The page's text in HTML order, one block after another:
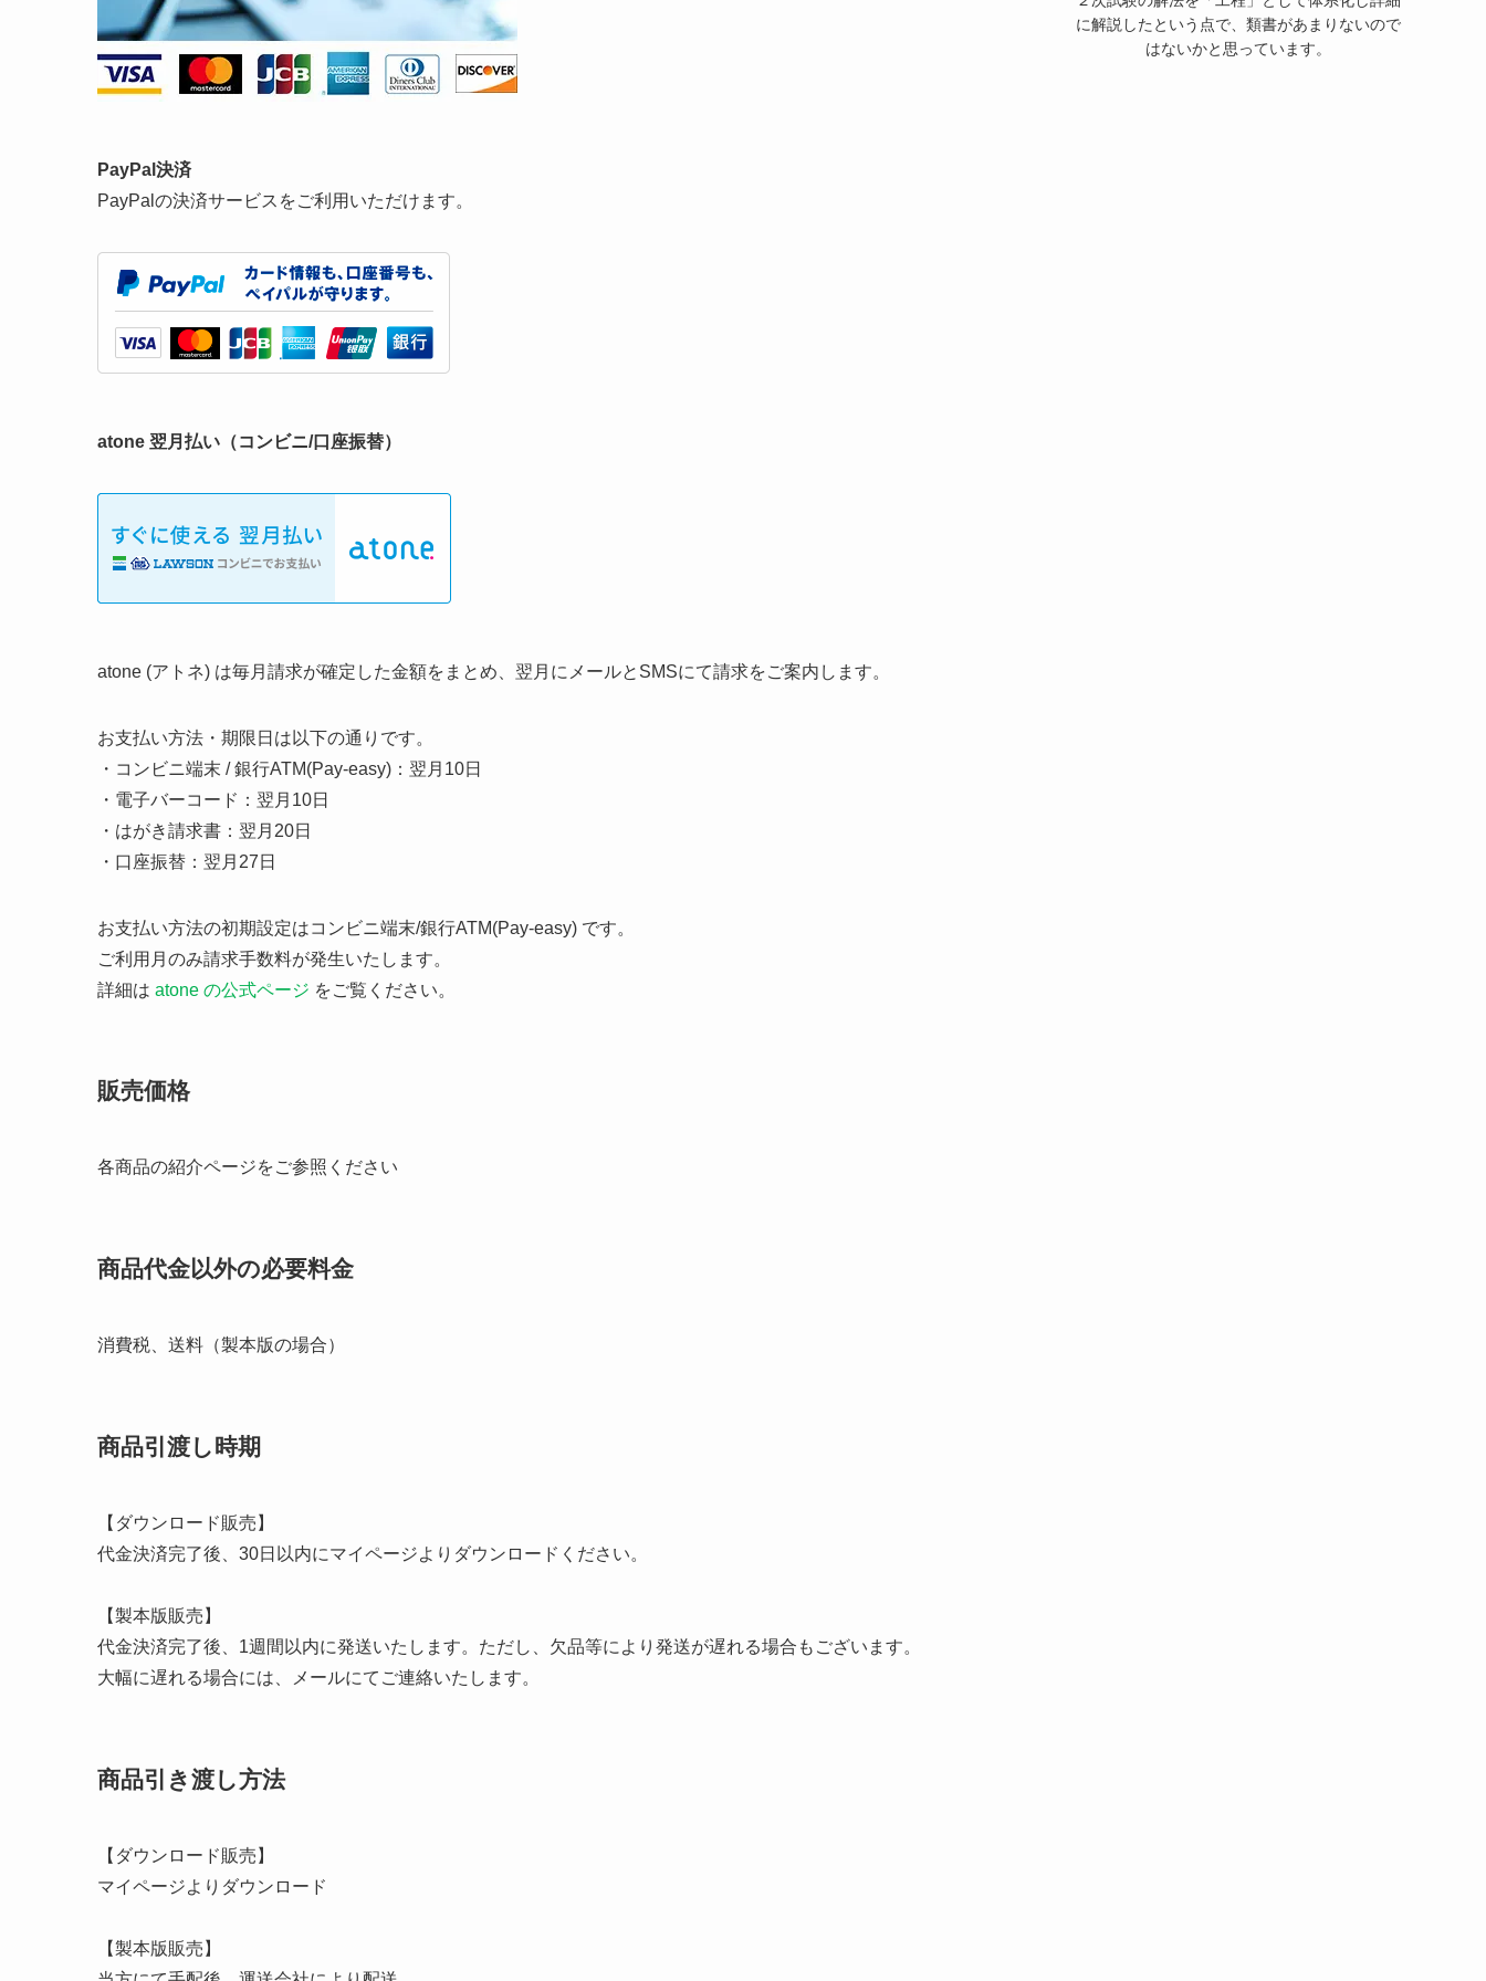
PayPal決済
PayPalの決済サービスをご利用いただけます。
atone 翌月払い（コンビニ/口座振替）
atone (アトネ) は毎月請求が確定した金額をまとめ、翌月にメールとSMSにて請求をご案内します。
お支払い方法・期限日は以下の通りです。
・コンビニ端末 / 銀行ATM(Pay-easy)：翌月10日
・電子バーコード：翌月10日
・はがき請求書：翌月20日
・口座振替：翌月27日
お支払い方法の初期設定はコンビニ端末/銀行ATM(Pay-easy) です。
ご利用月のみ請求手数料が発生いたします。
詳細は atone の公式ページ をご覧ください。
販売価格
各商品の紹介ページをご参照ください
商品代金以外の必要料金
消費税、送料（製本版の場合）
商品引渡し時期
【ダウンロード販売】
代金決済完了後、30日以内にマイページよりダウンロードください。
【製本版販売】
代金決済完了後、1週間以内に発送いたします。ただし、欠品等により発送が遅れる場合もございます。
大幅に遅れる場合には、メールにてご連絡いたします。
商品引き渡し方法
【ダウンロード販売】
マイページよりダウンロード
【製本版販売】
に解説したという点で、類書があまりないので
はないかと思っています。